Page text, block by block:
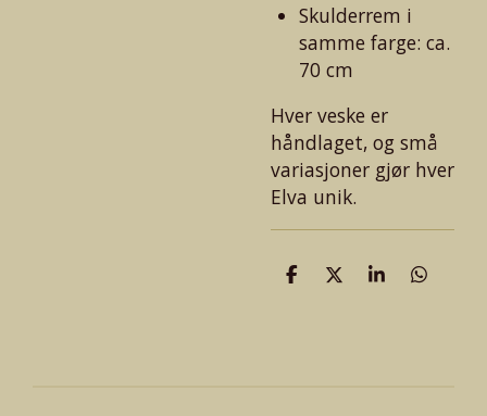
Skulderrem i
samme farge: ca.
70 cm
Hver veske er
håndlaget, og små
variasjoner gjør hver
Elva unik.
D
D
D
D